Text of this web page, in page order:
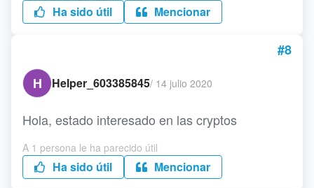
Ha sido útil Mencionar
#8
H
Helper_603385845/ 14 julio 2020
Hola, estado interesado en las cryptos
A 1 persona le ha parecido útil
Ha sido útil Mencionar